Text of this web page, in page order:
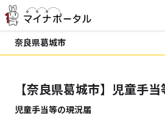
奈良県葛城市
【奈良県葛城市】児童手
児童手当等の現況届